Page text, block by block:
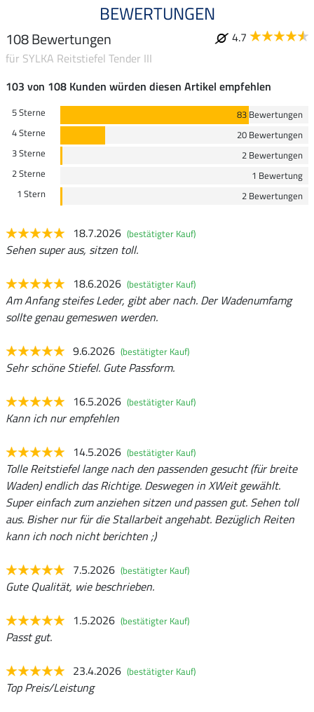
BEWERTUNGEN
108 Bewertungen
4.7
für SYLKA Reitstiefel Tender III
103 von 108 Kunden würden diesen Artikel empfehlen
5 Sterne
83 Bewertungen
4 Sterne
20 Bewertungen
3 Sterne
2 Bewertungen
2 Sterne
1 Bewertung
1 Stern
2 Bewertungen
18.7.2026 (bestätigter Kauf)
Sehen super aus, sitzen toll.
18.6.2026 (bestätigter Kauf)
Am Anfang steifes Leder, gibt aber nach. Der Wadenumfamg
sollte genau gemeswen werden.
9.6.2026 (bestätigter Kauf)
Sehr schöne Stiefel. Gute Passform.
16.5.2026 (bestätigter Kauf)
Kann ich nur empfehlen
14.5.2026 (bestätigter Kauf)
Tolle Reitstiefel lange nach den passenden gesucht (für breite
Waden) endlich das Richtige. Deswegen in XWeit gewählt.
Super einfach zum anziehen sitzen und passen gut. Sehen toll
aus. Bisher nur für die Stallarbeit angehabt. Bezüglich Reiten
kann ich noch nicht berichten ;)
7.5.2026 (bestätigter Kauf)
Gute Qualität, wie beschrieben.
1.5.2026 (bestätigter Kauf)
Passt gut.
23.4.2026 (bestätigter Kauf)
Top Preis/Leistung